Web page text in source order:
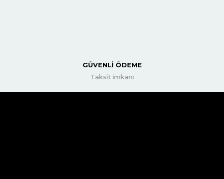
GÜVENLİ ÖDEME
Taksit imkanı